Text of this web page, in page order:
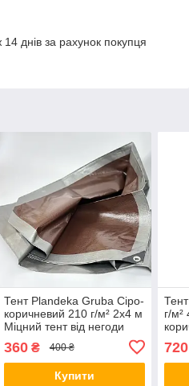
днів за рахунок покупця
Тент Plandeka Gruba Сіро-
коричневий 210 г/м² 2х4 м
Міцний тент від негоди
дачі
360₴ 400 ₴
Купити
г/м²
720